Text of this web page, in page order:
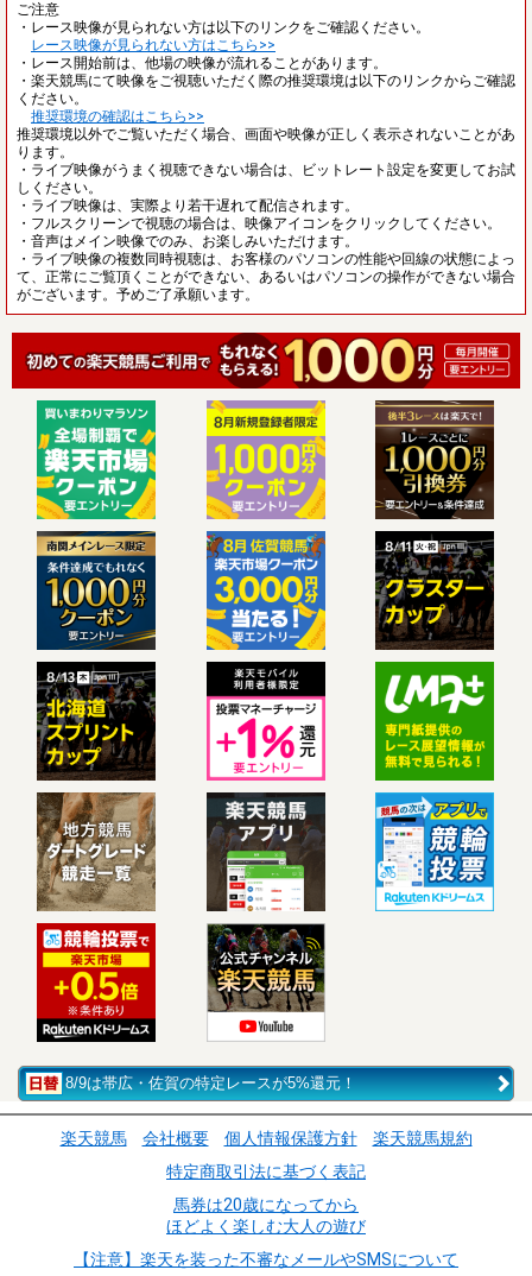
ご注意
・レース映像が見られない方は以下のリンクをご確認ください。
レース映像が見られない方はこちら>>
・レース開始前は、他場の映像が流れることがあります。
・楽天競馬にて映像をご視聴いただく際の推奨環境は以下のリンクからご確認
ください。
推奨環境の確認はこちら>>
推奨環境以外でご覧いただく場合、画面や映像が正しく表示されないことがあ
ります。
・ライブ映像がうまく視聴できない場合は、ビットレート設定を変更してお試
しください。
・ライブ映像は、実際より若干遅れて配信されます。
・フルスクリーンで視聴の場合は、映像アイコンをクリックしてください。
・音声はメイン映像でのみ、お楽しみいただけます。
・ライブ映像の複数同時視聴は、お客様のパソコンの性能や回線の状態によっ
て、正常にご覧頂くことができない、あるいはパソコンの操作ができない場合
がございます。予めご了承願います。
8/9は帯広・佐賀の特定レースが5%還元！
楽天競馬 会社概要 個人情報保護方針
楽天競馬規約
特定商取引法に基づく表記
馬券は20歳になってから
ほどよく楽しむ大人の遊び
【注意】楽天を装った不審なメールやSMSについて